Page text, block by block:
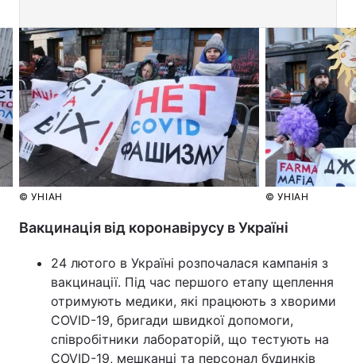
© УНІАН © УНІАН
Вакцинація від коронавірусу в Україні
24 лютого в Україні розпочалася кампанія з
вакцинації. Під час першого етапу щеплення
отримують медики, які працюють з хворими
COVID-19, бригади швидкої допомоги,
співробітники лабораторій, що тестують на
COVID-19, мешканці та персонал будинків